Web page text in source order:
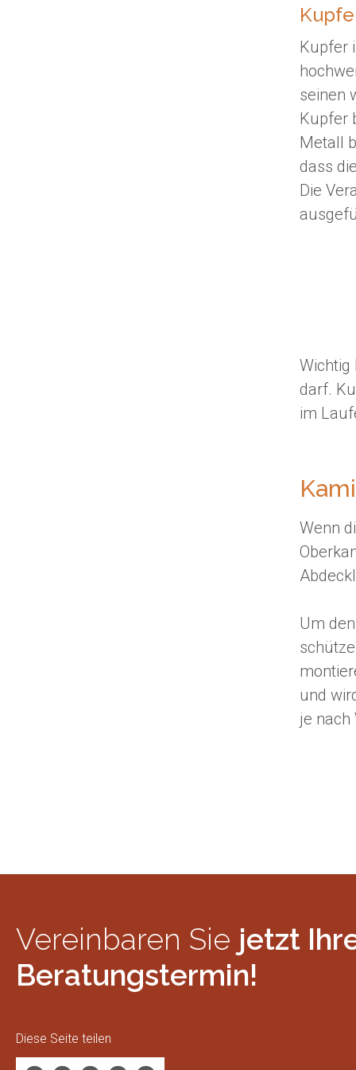
Kupfer
seinen
Kupfer
Metall
dass
Die
Wichtig
darf.
im
Wenn
Um
und
je nach
Vereinbaren Sie jetzt
Beratungstermin!
Diese Seite teilen